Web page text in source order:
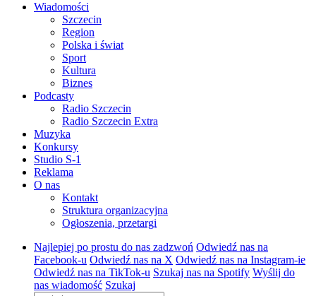
Wiadomości
Szczecin
Region
Polska i świat
Sport
Kultura
Biznes
Podcasty
Radio Szczecin
Radio Szczecin Extra
Muzyka
Konkursy
Studio S-1
Reklama
O nas
Kontakt
Struktura organizacyjna
Ogłoszenia, przetargi
Najlepiej po prostu do nas zadzwoń Odwiedź nas na
Facebook-u Odwiedź nas na X Odwiedź nas na Instagram-ie
Odwiedź nas na TikTok-u Szukaj nas na Spotify Wyślij do
nas wiadomość Szukaj